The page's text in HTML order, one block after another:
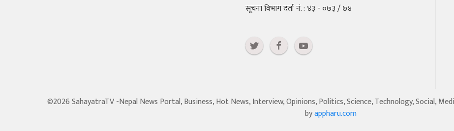
सूचना विभाग दर्ता नं. : ४३ - ०७३ / ७४
©2026 SahayatraTV -Nepal News Portal, Business, Hot News, Interview, Opinions, Politics, Science, Technology, Social,
byappharu.com